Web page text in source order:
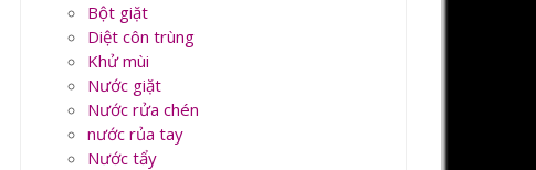
Bột giặt
Diệt côn trùng
Khử mùi
Nước giặt
Nước rửa chén
nước rủa tay
Nước tẩy